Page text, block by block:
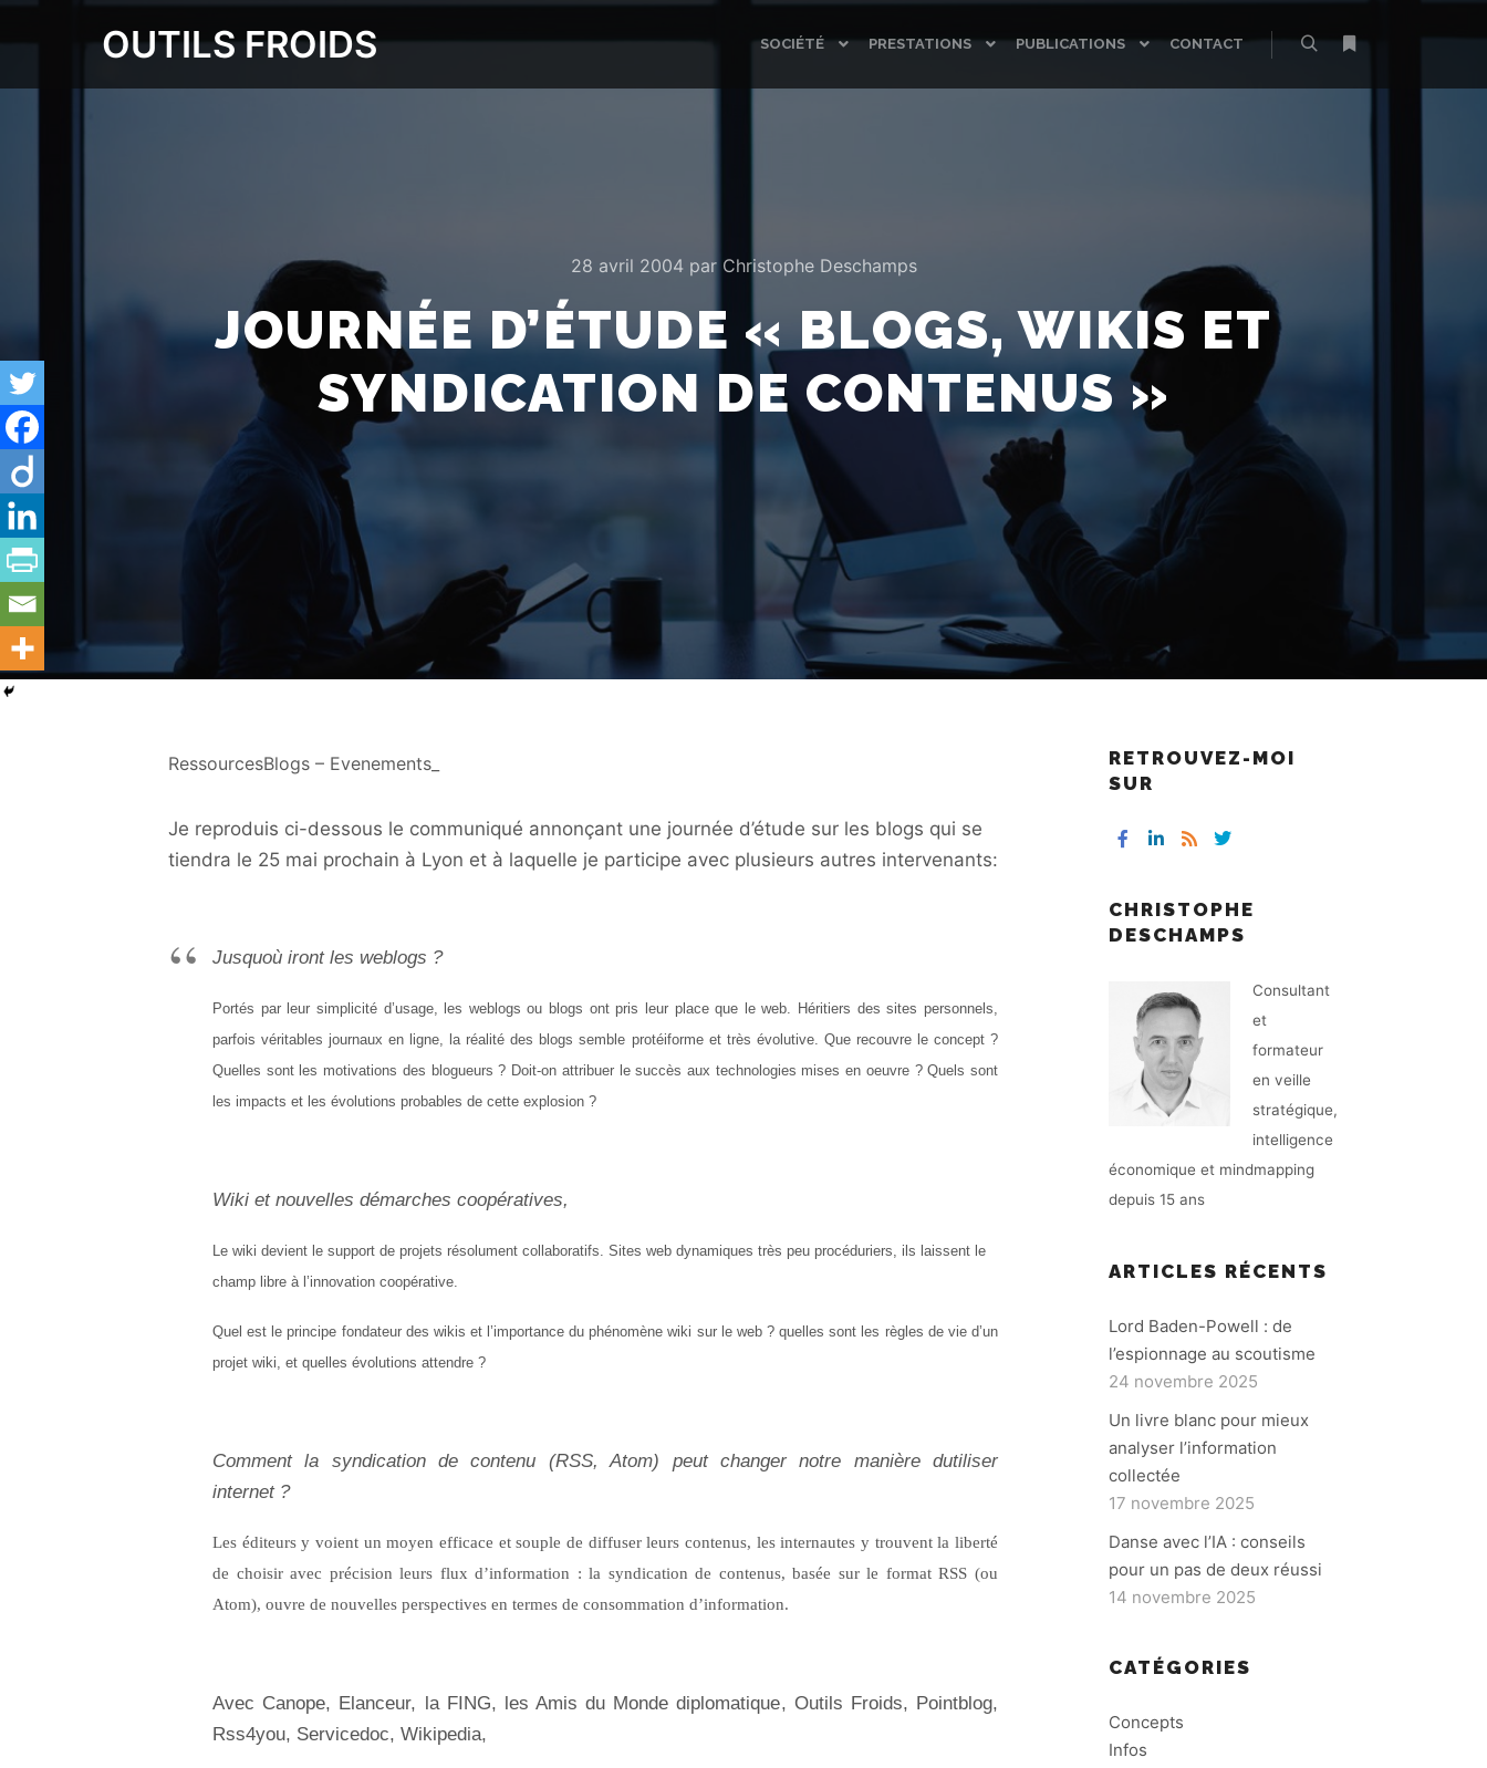
OUTILS FROIDS SOCIÉTÉ PRESTATIONS PUBLICATIONS
CONTACT
28 avril 2004par Christophe Deschamps
JOURNÉE D’ÉTUDE « BLOGS, WIKIS ET
SYNDICATION DE CONTENUS »
RessourcesBlogs – Evenements_
Je reproduis ci-dessous le communiqué annonçant une journée d’étude sur les blogs qui se
tiendra le 25 mai prochain à Lyon et à laquelle je participe avec plusieurs autres intervenants:
Jusquoù iront les weblogs ?
Portés par leur simplicité d’usage, les weblogs ou blogs ont pris leur place que le web. Héritiers des sites personnels,
parfois véritables journaux en ligne, la réalité des blogs semble protéiforme et très évolutive. Que recouvre le concept ?
Quelles sont les motivations des blogueurs ? Doit-on attribuer le succès aux technologies mises en oeuvre ? Quels sont
les impacts et les évolutions probables de cette explosion ?
Wiki et nouvelles démarches coopératives,
Le wiki devient le support de projets résolument collaboratifs. Sites web dynamiques très peu procéduriers, ils laissent le
champ libre à l’innovation coopérative.
Quel est le principe fondateur des wikis et l’importance du phénomène wiki sur le web ? quelles sont les règles de vie d’un
projet wiki, et quelles évolutions attendre ?
Comment la syndication de contenu (RSS, Atom) peut changer notre manière dutiliser
internet ?
Les éditeurs y voient un moyen efficace et souple de diffuser leurs contenus, les internautes y trouvent la liberté
de choisir avec précision leurs flux d’information : la syndication de contenus, basée sur le format RSS (ou
Atom), ouvre de nouvelles perspectives en termes de consommation d’information.
Avec Canope, Elanceur, la FING, les Amis du Monde diplomatique, Outils Froids, Pointblog,
Rss4you, Servicedoc, Wikipedia,
RETROUVEZ-MOI
SUR
CHRISTOPHE
DESCHAMPS
Consultant
et
formateur
en veille
stratégique,
intelligence
économique et mindmapping
depuis 15 ans
ARTICLES RÉCENTS
Lord Baden-Powell : de
l’espionnage au scoutisme
24 novembre 2025
Un livre blanc pour mieux
analyser l’information
collectée
17 novembre 2025
Danse avec l’IA : conseils
pour un pas de deux réussi
14 novembre 2025
CATÉGORIES
Concepts
Infos